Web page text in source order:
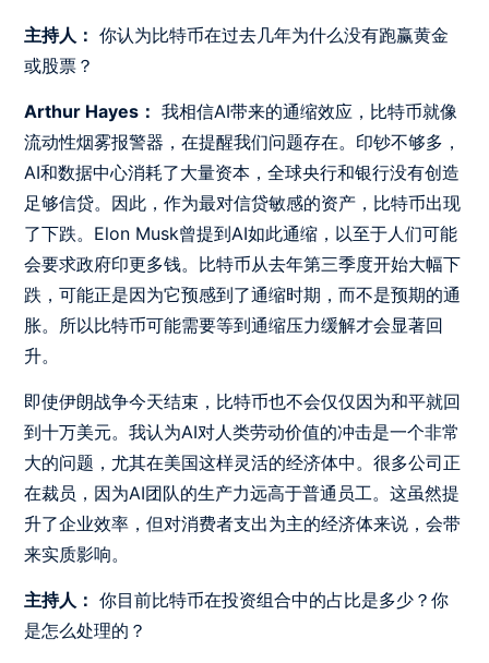
主持人： 你认为比特币在过去几年为什么没有跑赢黄金
或股票？
Arthur Hayes： 我相信AI带来的通缩效应，比特币就像
流动性烟雾报警器，在提醒我们问题存在。印钞不够多，
AI和数据中心消耗了大量资本，全球央行和银行没有创造
足够信贷。因此，作为最对信贷敏感的资产，比特币出现
了下跌。Elon Musk曾提到AI如此通缩，以至于人们可能
会要求政府印更多钱。比特币从去年第三季度开始大幅下
跌，可能正是因为它预感到了通缩时期，而不是预期的通
胀。所以比特币可能需要等到通缩压力缓解才会显著回
升。
即使伊朗战争今天结束，比特币也不会仅仅因为和平就回
到十万美元。我认为AI对人类劳动价值的冲击是一个非常
大的问题，尤其在美国这样灵活的经济体中。很多公司正
在裁员，因为AI团队的生产力远高于普通员工。这虽然提
升了企业效率，但对消费者支出为主的经济体来说，会带
来实质影响。
主持人： 你目前比特币在投资组合中的占比是多少？你
是怎么处理的？